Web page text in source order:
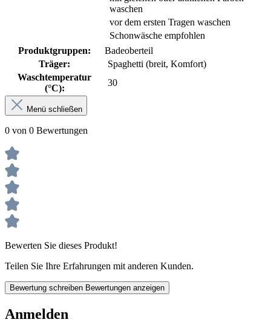
waschen
vor dem ersten Tragen waschen
Schonwäsche empfohlen
Produktgruppen:
Badeoberteil
Träger:
Spaghetti (breit, Komfort)
Waschtemperatur
(°C):
30
Menü schließen
0 von 0 Bewertungen
Bewerten Sie dieses Produkt!
Teilen Sie Ihre Erfahrungen mit anderen Kunden.
Bewertung schreiben Bewertungen anzeigen
Anmelden